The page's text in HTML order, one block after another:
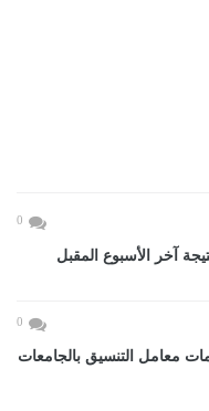
0
آخر الأسبوع المقبل
0
الأولى 2026.. خدمات معامل التنسيق بالجامعات